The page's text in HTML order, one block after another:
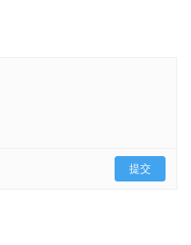
提交